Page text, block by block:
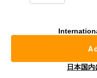
日本国